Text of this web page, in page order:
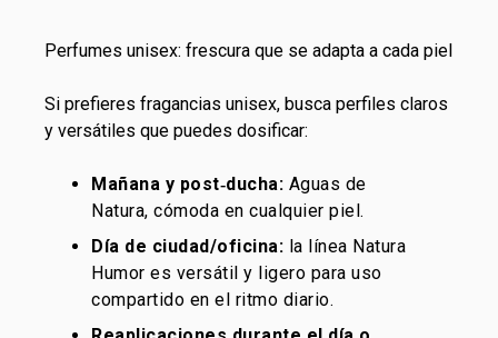
Perfumes unisex: frescura que se adapta a cada piel
Si prefieres fragancias unisex, busca perfiles claros
y versátiles que puedes dosificar:
Mañana y post‑ducha: Aguas de
Natura, cómoda en cualquier piel.
Día de ciudad/oficina: la línea Natura
Humor es versátil y ligero para uso
compartido en el ritmo diario.